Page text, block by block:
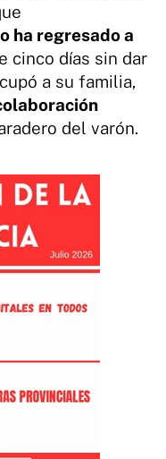
ha regresado a
cinco días sin dar
a su familia,
del varón.